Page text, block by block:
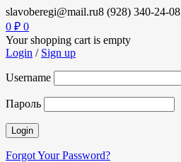
slavoberegi@mail.ru8 (928) 340-24-08
0 ₽ 0
Your shopping cart is empty
Login / Sign up
Username
Пароль
Forgot Your Password?